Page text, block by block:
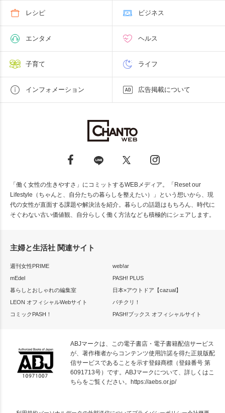
レシピ ビジネス
エンタメ ヘルス
子育て ライフ
インフォメーション 広告掲載について
「働く女性の生きやすさ」にコミットするWEBメディア。「Reset our
Lifestyle（ちゃんと、自分たちの暮らしを整えたい）」という想いから、現
代の女性が直面する課題や解決法を紹介。暮らしの話題はもちろん、時代に
そぐわない古い価値観、自分らしく働く方法なども積極的にシェアします。
主婦と生活社 関連サイト
週刊女性PRIME
web!ar
mEdel
PASH! PLUS
暮らしとおしゃれの編集室
日本×アウトドア【cazual】
LEON オフィシャルWebサイト
パチクリ！
コミックPASH！
PASH!ブックス オフィシャルサイト
ABJマークは、この電子書店・電子書籍配信サービス
が、著作権者からコンテンツ使用許諾を得た正規版配
信サービスであることを示す登録商標（登録番号 第
6091713号）です。ABJマークについて、詳しくはこ
ちらをご覧ください。
https://aebs.or.jp/